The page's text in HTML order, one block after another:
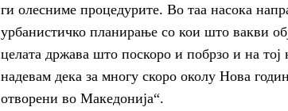
ги олесниме процедурите. Во таа насока
урбанистичко планирање со кои што вакви
целата држава што поскоро и побрзо и на тој
надевам дека за многу скоро околу Нова
отворени во Македонија“.